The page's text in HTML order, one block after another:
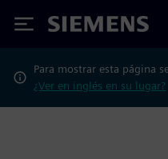
Siemens
Para mostrar esta página
¿Ver en inglés en su lugar?